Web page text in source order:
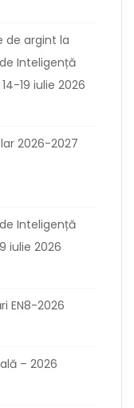
de argint la
Inteligență
19 iulie 2026
2026-2027
Inteligență
iulie 2026
EN8-2026
– 2026